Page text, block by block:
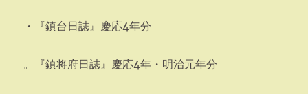
・『鎮台日誌』慶応4年分
。『鎮将府日誌』慶応4年・明治元年分